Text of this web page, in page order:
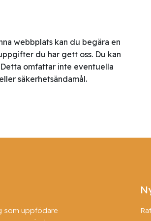
webbplats kan du begära en
du har gett oss. Du kan
omfattar inte eventuella
säkerhetsändamål.
som uppfödare